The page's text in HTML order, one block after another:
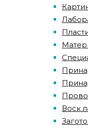
Воск